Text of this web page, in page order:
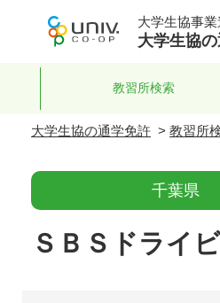
大学生協事業
大学生協
教習所検索
大学生協の通学免許 > 教習所
千葉県
ＳＢＳドライ